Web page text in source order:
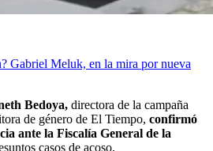
Gabriel Meluk, en la mira por nueva
Bedoya, directora de la campaña
de género de El Tiempo, confirmó
ante la Fiscalía General de la
casos de acoso.